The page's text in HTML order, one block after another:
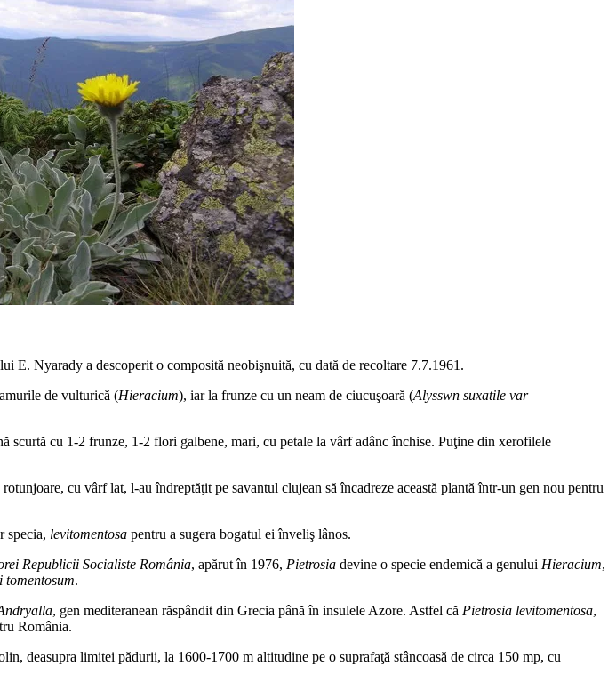
Nyarady a descoperit o composită neobişnuită, cu dată de recoltare 7.7.1961.
de vulturică (Hieracium), iar la frunze cu un neam de ciucuşoară (Alysswn suxatile var
scurtă cu 1-2 frunze, 1-2 flori galbene, mari, cu petale la vârf adânc închise. Puţine din xerofilele
cu vârf lat, l-au îndreptăţit pe savantul clujean să încadreze această plantă într-un gen nou pentru
specia, levitomentosa pentru a sugera bogatul ei înveliş lânos.
Republicii Socialiste România, apărut în 1976, Pietrosia devine o specie endemică a genului Hieracium,
.
, gen mediteranean răspândit din Grecia până în insulele Azore. Astfel că Pietrosia levitomentosa,
România.
deasupra limitei pădurii, la 1600-1700 m altitudine pe o suprafaţă stâncoasă de circa 150 mp, cu